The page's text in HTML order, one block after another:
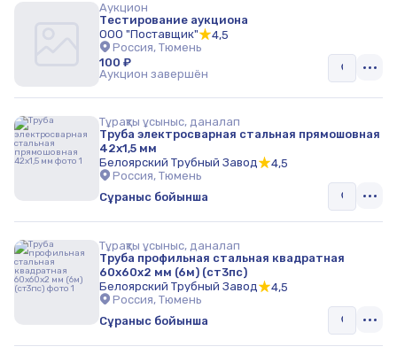
Аукцион
Тестирование аукциона
ООО "Поставщик"
4,5
Россия, Тюмень
100 ₽
Аукцион завершён
Тұрақты ұсыныс, даналап
Труба электросварная стальная прямошовная
42х1,5 мм
Белоярский Трубный Завод
4,5
Россия, Тюмень
Сұраныс бойынша
Тұрақты ұсыныс, даналап
Труба профильная стальная квадратная
60х60х2 мм (6м) (ст3пс)
Белоярский Трубный Завод
4,5
Россия, Тюмень
Сұраныс бойынша